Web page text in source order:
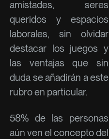
amistades, seres
queridos y espacios
laborales, sin olvidar
destacar los juegos y
las ventajas que sin
duda se añadirán a este
rubro en particular.
58% de las personas
aún ven el concepto del